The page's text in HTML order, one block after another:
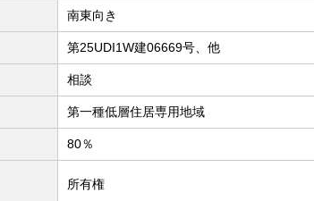
南東向き
第25UDI1W建06669号、他
相談
第一種低層住居専用地域
80％
所有権